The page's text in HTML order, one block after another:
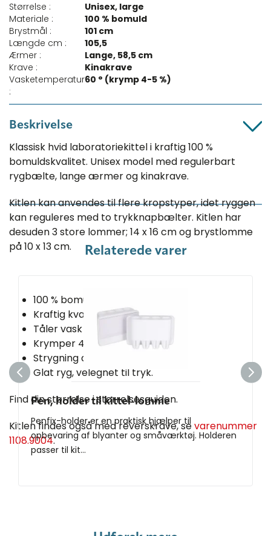
Størrelse :
Unisex, large
Materiale :
100 % bomuld
Brystmål :
101 cm
Længde cm :
105,5
Ærmer :
Lange, 58,5 cm
Krave :
Kinakrave
Vasketemperatur
:
60 ° (krymp 4-5 %)
Beskrivelse
Klassisk hvid laboratoriekittel i kraftig 100 %
bomuldskvalitet. Unisex model med regulerbart
rygbælte, lange ærmer og kinakrave.
Kitlen kan anvendes til flere kropstyper, idet ryggen
kan reguleres med to trykknapbælter. Kitlen har
desuden 3 store lommer; 14 x 16 cm og brystlomme
på 10 x 13 cm.
100 % bomuld
Kraftig kvalitet, 180 g/m
Tåler vask ved 60 °C.
Krymper 4-5 % i vask
Strygning anbefales
Glat ryg, velegnet til tryk.
Find din størrelse i størrelsesguiden.
Kitlen findes også med reverskrave, sevarenummer
1108.9004.
Relaterede varer
Pen, holder til kittel-lomme
Penfix-holder er en praktisk hjælper til
opbevaring af blyanter og småværktøj. Holderen
passer til kit...